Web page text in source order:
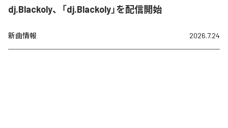
dj.Blackoly、「dj.Blackoly」を配信開始
新曲情報 2026.7.24